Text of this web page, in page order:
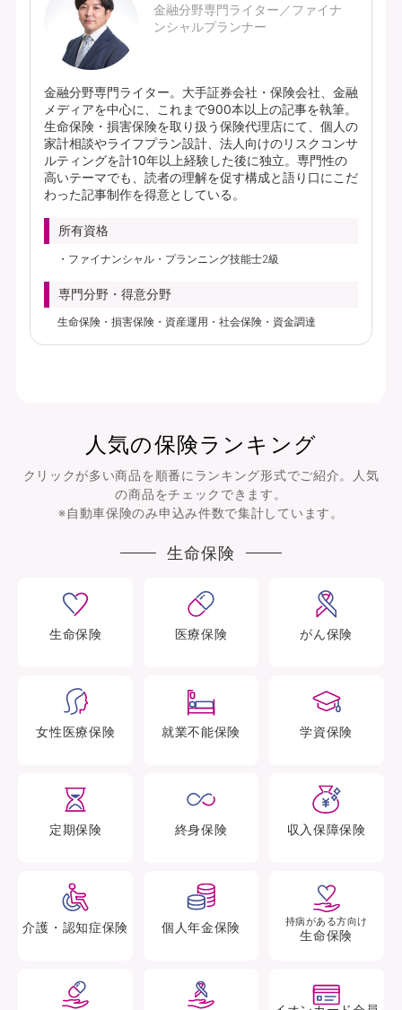
金融分野専門ライター／ファイナ
ンシャルプランナー
金融分野専門ライター。大手証券会社・保険会社、金融
メディアを中心に、これまで900本以上の記事を執筆。
生命保険・損害保険を取り扱う保険代理店にて、個人の
家計相談やライフプラン設計、法人向けのリスクコンサ
ルティングを計10年以上経験した後に独立。専門性の
高いテーマでも、読者の理解を促す構成と語り口にこだ
わった記事制作を得意としている。
所有資格
ファイナンシャル・プランニング技能士2級
専門分野・得意分野
生命保険・損害保険・資産運用・社会保険・資金調達
人気の保険ランキング
クリックが多い商品を順番にランキング形式でご紹介。人気
の商品をチェックできます。
※自動車保険のみ申込み件数で集計しています。
生命保険
生命保険 医療保険 がん保険
女性医療保険 就業不能保険 学資保険
定期保険 終身保険 収入保障保険
介護・認知症保険 個人年金保険 持病がある方向け
生命保険